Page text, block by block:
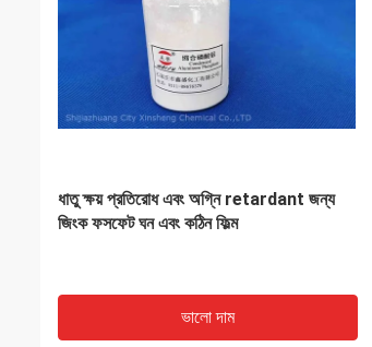
উচ্চ বিশুদ্ধতা 99.9% জিং ফসফটিং কেমিক্যালস
ফসফরিক এসিড জং চিকিত্সা
ভালো দাম